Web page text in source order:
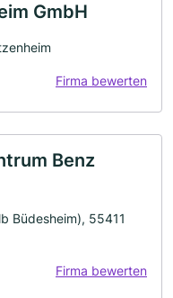
GmbH
Firma bewerten
Benz
Büdesheim), 55411
Firma bewerten